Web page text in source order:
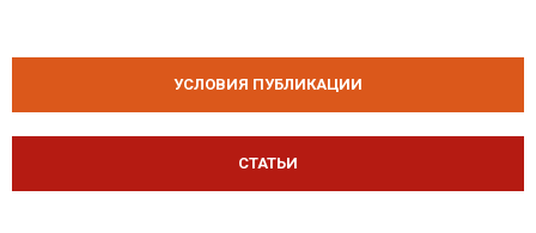
УСЛОВИЯ ПУБЛИКАЦИИ
СТАТЬИ